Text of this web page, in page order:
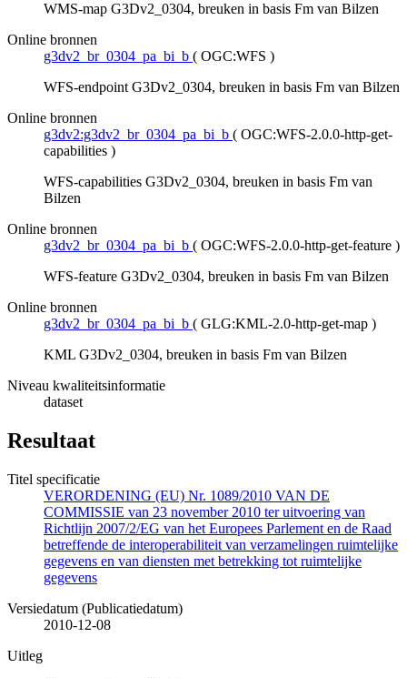
WMS-map G3Dv2_0304, breuken in basis Fm van Bilzen
Online bronnen
g3dv2_br_0304_pa_bi_b ( OGC:WFS )
WFS-endpoint G3Dv2_0304, breuken in basis Fm van Bilzen
Online bronnen
g3dv2:g3dv2_br_0304_pa_bi_b ( OGC:WFS-2.0.0-http-get-
capabilities )
WFS-capabilities G3Dv2_0304, breuken in basis Fm van
Bilzen
Online bronnen
g3dv2_br_0304_pa_bi_b ( OGC:WFS-2.0.0-http-get-feature )
WFS-feature G3Dv2_0304, breuken in basis Fm van Bilzen
Online bronnen
g3dv2_br_0304_pa_bi_b ( GLG:KML-2.0-http-get-map )
KML G3Dv2_0304, breuken in basis Fm van Bilzen
Niveau kwaliteitsinformatie
dataset
Resultaat
Titel specificatie
VERORDENING (EU) Nr. 1089/2010 VAN DE
COMMISSIE van 23 november 2010 ter uitvoering van
Richtlijn 2007/2/EG van het Europees Parlement en de Raad
betreffende de interoperabiliteit van verzamelingen ruimtelijke
gegevens en van diensten met betrekking tot ruimtelijke
gegevens
Versiedatum (Publicatiedatum)
2010-12-08
Uitleg